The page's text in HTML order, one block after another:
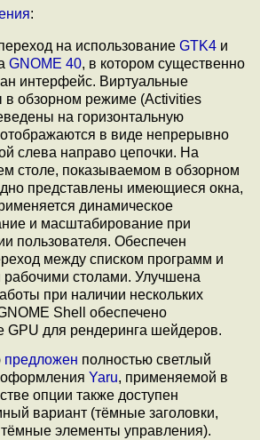
:
на использование GTK4 и
GNOME 40, в котором существенно
интерфейс. Виртуальные
в обзорном режиме (Activities
на горизонтальную
в виде непрерывно
слева направо цепочки. На
столе, показываемом в обзорном
представлены имеющиеся окна,
динамическое
и масштабирование при
пользователя. Обеспечен
между списком программ и
столами. Улучшена
при наличии нескольких
Shell обеспечено
GPU для рендеринга шейдеров.
предложен полностью светлый
Yaru, применяемой в
опции также доступен
вариант (тёмные заголовки,
элементы управления).